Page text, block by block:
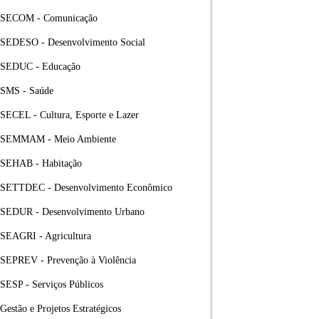
SECOM - Comunicação
SEDESO - Desenvolvimento Social
SEDUC - Educação
SMS - Saúde
SECEL - Cultura, Esporte e Lazer
SEMMAM - Meio Ambiente
SEHAB - Habitação
SETTDEC - Desenvolvimento Econômico
SEDUR - Desenvolvimento Urbano
SEAGRI - Agricultura
SEPREV - Prevenção à Violência
SESP - Serviços Públicos
Gestão e Projetos Estratégicos